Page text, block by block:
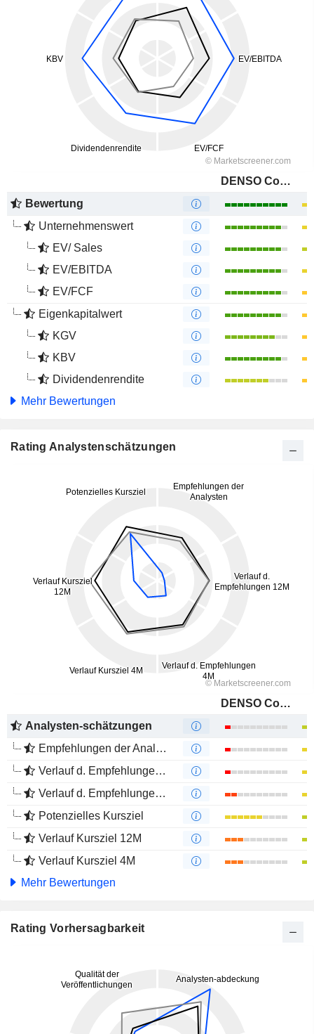
DENSO Corporation
Bewertung
Unternehmenswert
EV/ Sales
EV/EBITDA
EV/FCF
Eigenkapitalwert
KGV
KBV
Dividendenrendite
Mehr Bewertungen
Rating Analystenschätzungen
DENSO Corporation
Analysten-schätzungen
Empfehlungen der Analysten
Verlauf d. Empfehlungen 12M
Verlauf d. Empfehlungen 4M
Potenzielles Kursziel
Verlauf Kursziel 12M
Verlauf Kursziel 4M
Mehr Bewertungen
Rating Vorhersagbarkeit